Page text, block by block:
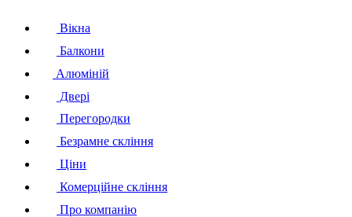
Вікна
Балкони
Алюміній
Двері
Перегородки
Безрамне скління
Ціни
Комерційне скління
Про компанію